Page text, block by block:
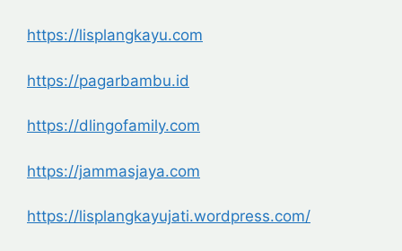
https://lisplangkayu.com
https://pagarbambu.id
https://dlingofamily.com
https://jammasjaya.com
https://lisplangkayujati.wordpress.com/